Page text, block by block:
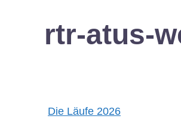
rtr-atus-
Post
Die Läufe 2026